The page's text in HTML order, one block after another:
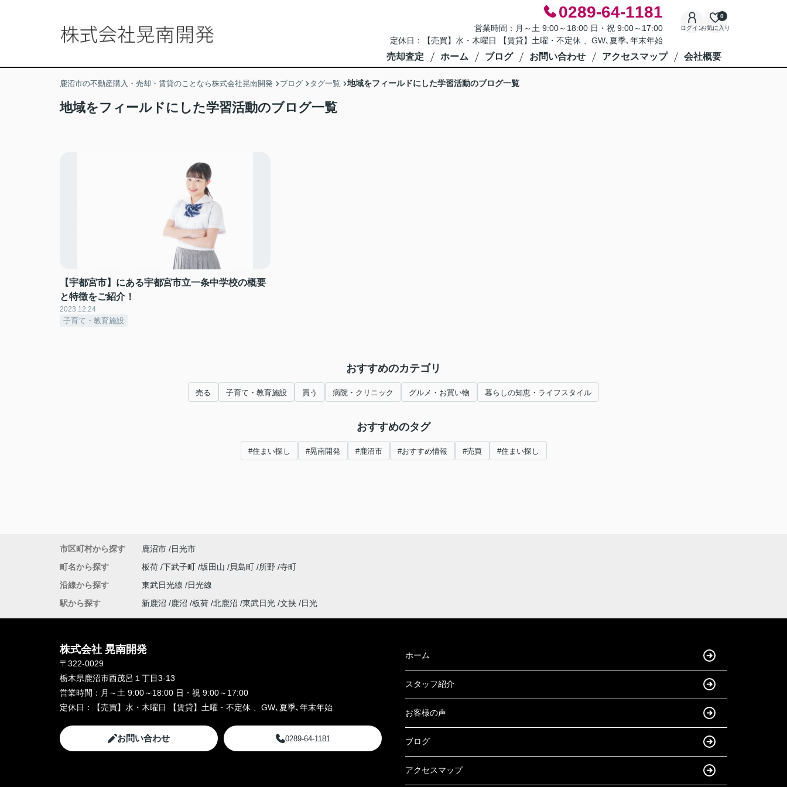
0289-64-1181
営業時間：月～土 9:00～18:00 日・祝 9:00～17:00
定休日：【売買】水・木曜日 【賃貸】土曜・不定休 、GW､夏季､年末年始
ログインお気に入り
0
売却査定 ホーム ブログ お問い合わせ アクセスマップ 会社概要
鹿沼市の不動産購入・売却・賃貸のことなら株式会社晃南開発 ブログ タグ一覧 地域をフィールドにした学習活動のブログ一覧
地域をフィールドにした学習活動のブログ一覧
【宇都宮市】にある宇都宮市立一条中学校の概要
と特徴をご紹介！
2023.12.24
子育て・教育施設
おすすめのカテゴリ
売る 子育て・教育施設 買う 病院・クリニック グルメ・お買い物 暮らしの知恵・ライフスタイル
おすすめのタグ
#住まい探し #晃南開発 #鹿沼市 #おすすめ情報 #売買 #住まい探し
市区町村から探す 鹿沼市
日光市
町名から探す
板荷 下武子町 坂田山 貝島町 所野 寺町
沿線から探す
東武日光線
日光線
駅から探す
新鹿沼 鹿沼 板荷 北鹿沼 東武日光 文挟 日光
株式会社 晃南開発
〒322-0029
栃木県鹿沼市西茂呂１丁目3-13
営業時間： 月～土 9:00～18:00 日・祝 9:00～17:00
定休日：
【売買】水・木曜日 【賃貸】土曜・不定休 、GW､夏季､年末年始
お問い合わせ 0289-64-1181
ホーム
スタッフ紹介
お客様の声
ブログ
アクセスマップ